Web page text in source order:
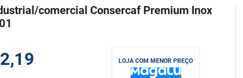
comercial Consercaf Premium Inox
LOJA COM MENOR PREÇO